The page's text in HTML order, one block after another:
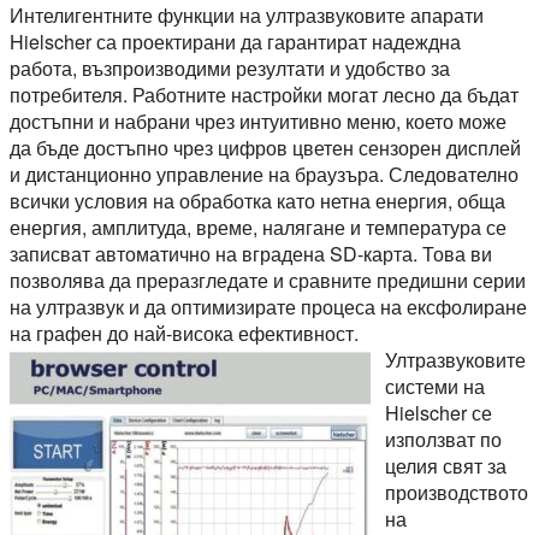
Интелигентните функции на ултразвуковите апарати
Hielscher са проектирани да гарантират надеждна
работа, възпроизводими резултати и удобство за
потребителя. Работните настройки могат лесно да бъдат
достъпни и набрани чрез интуитивно меню, което може
да бъде достъпно чрез цифров цветен сензорен дисплей
и дистанционно управление на браузъра. Следователно
всички условия на обработка като нетна енергия, обща
енергия, амплитуда, време, налягане и температура се
записват автоматично на вградена SD-карта. Това ви
позволява да преразгледате и сравните предишни серии
на ултразвук и да оптимизирате процеса на ексфолиране
на графен до най-висока ефективност.
Ултразвуковите
системи на
Hielscher се
използват по
целия свят за
производството
на